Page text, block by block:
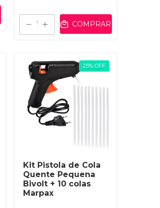
COMPRAR
25% OFF
Kit Pistola de Cola
Quente Pequena
Bivolt + 10 colas
Marpax